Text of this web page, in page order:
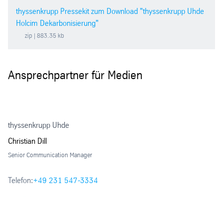
thyssenkrupp Pressekit zum Download "thyssenkrupp Uhde
Holcim Dekarbonisierung"
zip | 883.35 kb
Ansprechpartner für Medien
thyssenkrupp Uhde
Christian Dill
Senior Communication Manager
Telefon:+49 231 547-3334